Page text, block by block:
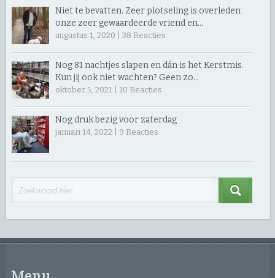
Niet te bevatten. Zeer plotseling is overleden
onze zeer gewaardeerde vriend en…
augustus 1, 2020 | 38 Reacties
Nog 81 nachtjes slapen en dán is het Kerstmis.
Kun jij ook niet wachten? Geen zo…
oktober 5, 2021 | 10 Reacties
Nog druk bezig voor zaterdag
januari 14, 2022 | 9 Reacties